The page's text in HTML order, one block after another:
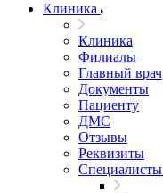
Клиника
Клиника
Филиалы
Главный врач
Документы
Пациенту
ДМС
Отзывы
Реквизиты
Специалисты